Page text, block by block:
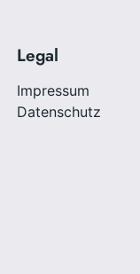
Legal
Impressum
Datenschutz